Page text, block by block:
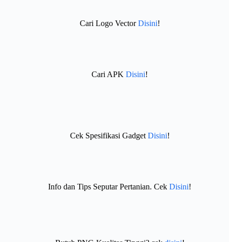
Cari Logo VectorDisini!
Cari APK Disini!
Cek Spesifikasi GadgetDisini!
Info dan Tips Seputar Pertanian. Cek Disini!